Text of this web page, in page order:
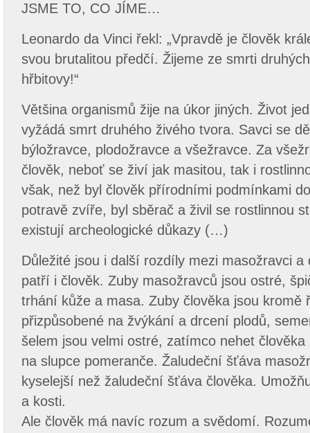
JSME TO, CO JÍME…
Leonardo da Vinci řekl: „Vpravdě je člověk
svou brutalitou předčí. Žijeme ze smrti
hřbitovy!“
Většina organismů žije na úkor jiných. Život
vyžádá smrt druhého živého tvora. Savci se
býložravce, plodožravce a všežravce. Za
člověk, neboť se živí jak masitou, tak i
však, než byl člověk přírodními podmínkami
potravě zvíře, byl sběrač a živil se rostlinnou
existují archeologické důkazy (…)
Důležité jsou i další rozdíly mezi masožravci
patří i člověk. Zuby masožravců jsou ostré,
trhání kůže a masa. Zuby člověka jsou kromě
přizpůsobené na žvýkání a drcení plodů,
šelem jsou velmi ostré, zatímco nehet
na slupce pomeranče. Žaludeční šťáva
kyselejší než žaludeční šťáva člověka.
a kosti.
Ale člověk má navíc rozum a svědomí.